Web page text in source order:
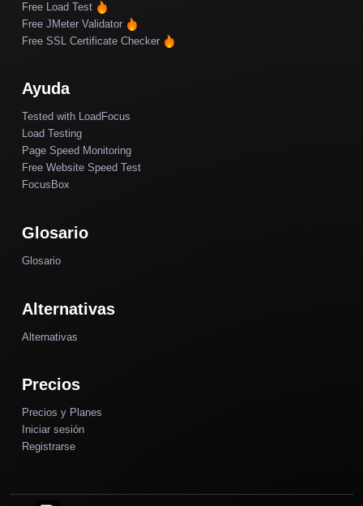
Free Load Test
Free JMeter Validator
Free SSL Certificate Checker
Ayuda
Tested with LoadFocus
Load Testing
Page Speed Monitoring
Free Website Speed Test
FocusBox
Glosario
Glosario
Alternativas
Alternativas
Precios
Precios y Planes
Iniciar sesión
Registrarse